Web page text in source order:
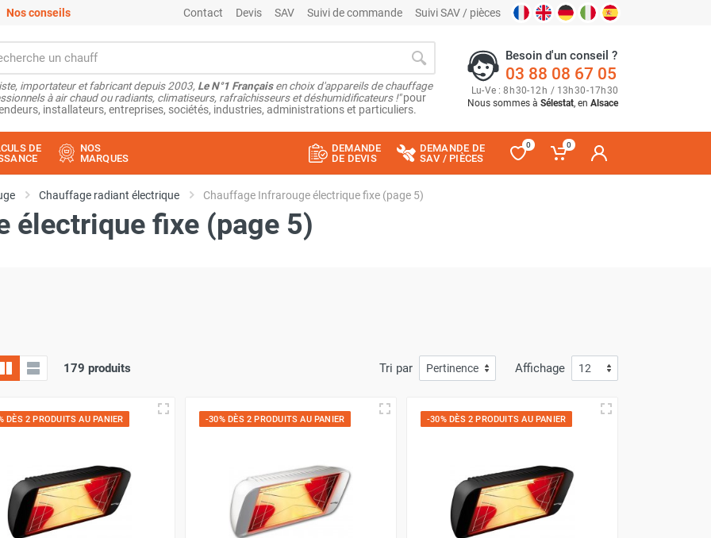
Nos conseils Contact Devis SAV Suivi de commande Suivi SAV / pièces
importateur et fabricant depuis 2003, Le N°1 Françaisen choix d'appareils de chauffage
à air chaud ou radiants, climatiseurs, rafraîchisseurs et déshumidificateurs !"pour
installateurs, entreprises, sociétés, industries, administrations et particuliers.
Besoin d'un conseil ?
03 88 08 67 05
Lu-Ve : 8h30-12h / 13h30-17h30
Nous sommes à Sélestat, en Alsace
DE
NOS
MARQUES
DEMANDE
DE DEVIS
DEMANDE DE
SAV / PIÈCES
0 0
Chauffage radiant électrique Chauffage Infrarouge électrique fixe (page 5)
électrique fixe (page 5)
179 produits Tri par Affichage
DÈS 2 PRODUITS AU PANIER -30% DÈS 2 PRODUITS AU PANIER -30% DÈS 2 PRODUITS AU PANIER